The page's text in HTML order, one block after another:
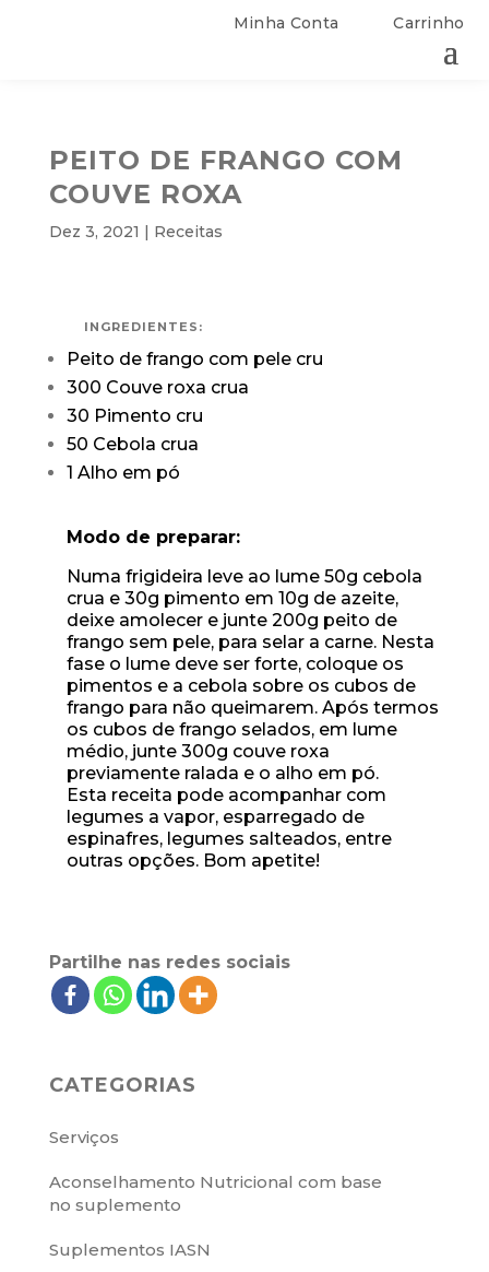
Carrinho
Minha Conta
PEITO DE FRANGO COM
COUVE ROXA
Dez 3, 2021 | Receitas
INGREDIENTES:
Peito de frango com pele cru
300 Couve roxa crua
30 Pimento cru
50 Cebola crua
1 Alho em pó
Modo de preparar:
Numa frigideira leve ao lume 50g cebola
crua e 30g pimento em 10g de azeite,
deixe amolecer e junte 200g peito de
frango sem pele, para selar a carne. Nesta
fase o lume deve ser forte, coloque os
pimentos e a cebola sobre os cubos de
frango para não queimarem. Após termos
os cubos de frango selados, em lume
médio, junte 300g couve roxa
previamente ralada e o alho em pó.
Esta receita pode acompanhar com
legumes a vapor, esparregado de
espinafres, legumes salteados, entre
outras opções. Bom apetite!
Partilhe nas redes sociais
CATEGORIAS
Serviços
Aconselhamento Nutricional com base
no suplemento
Suplementos IASN